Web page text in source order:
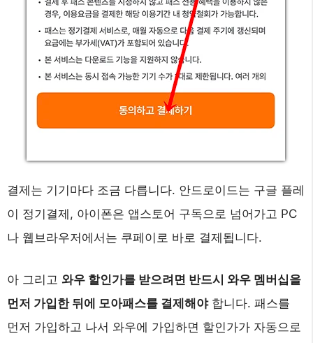
결제는 기기마다 조금 다릅니다. 안드로이드는 구글 플레
이 정기결제, 아이폰은 앱스토어 구독으로 넘어가고 PC
나 웹브라우저에서는 쿠페이로 바로 결제됩니다.
아 그리고 와우 할인가를 받으려면 반드시 와우 멤버십을
먼저 가입한 뒤에 모아패스를 결제해야합니다. 패스를
먼저 가입하고 나서 와우에 가입하면 할인가가 자동으로